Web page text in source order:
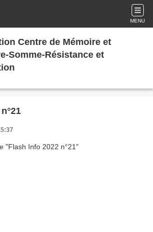
MENU
Centre de Mémoire et
Somme-Résistance et